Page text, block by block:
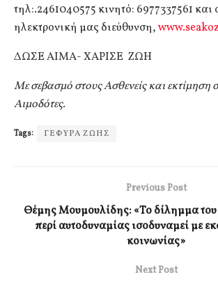
τηλ:.2461040575 κινητό: 6977337561 και
ηλεκτρονική μας διεύθυνση,
ΔΩΣΕ ΑΙΜΑ- ΧΑΡΙΣΕ ΖΩΗ
Με σεβασμό στους Ασθενείς και εκτίμηση
Αιμοδότες.
Tags: ΓΕΦΥΡΑ ΖΩΗΣ
Previous Post
Θέμης Μουμουλίδης: «Το δίλημμα
περί αυτοδυναμίας ισοδυναμεί με
κοινωνίας»
Next Post